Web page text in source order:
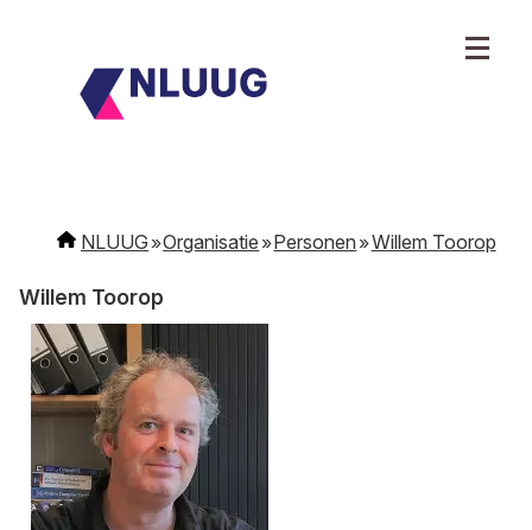
NLUUG Organisatie Personen Willem Toorop
Willem Toorop